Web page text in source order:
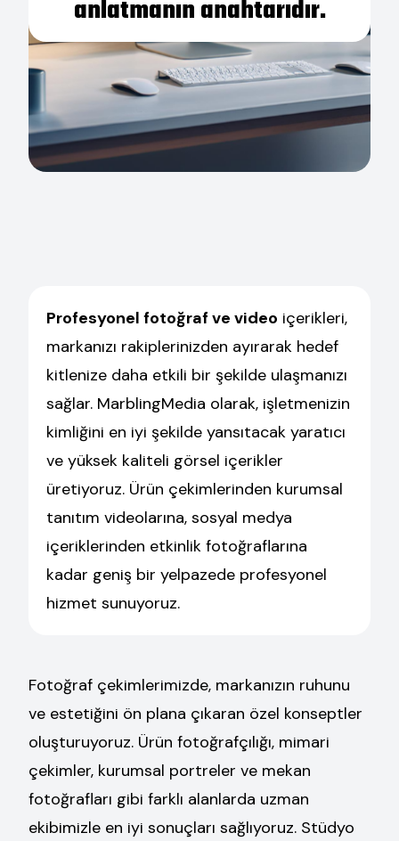
anlatmanın anahtarıdır.
Profesyonel fotoğraf ve video içerikleri,
markanızı rakiplerinizden ayırarak hedef
kitlenize daha etkili bir şekilde ulaşmanızı
sağlar. MarblingMedia olarak, işletmenizin
kimliğini en iyi şekilde yansıtacak yaratıcı
ve yüksek kaliteli görsel içerikler
üretiyoruz. Ürün çekimlerinden kurumsal
tanıtım videolarına, sosyal medya
içeriklerinden etkinlik fotoğraflarına
kadar geniş bir yelpazede profesyonel
hizmet sunuyoruz.
Fotoğraf çekimlerimizde, markanızın ruhunu
ve estetiğini ön plana çıkaran özel konseptler
oluşturuyoruz. Ürün fotoğrafçılığı, mimari
çekimler, kurumsal portreler ve mekan
fotoğrafları gibi farklı alanlarda uzman
ekibimizle en iyi sonuçları sağlıyoruz. Stüdyo